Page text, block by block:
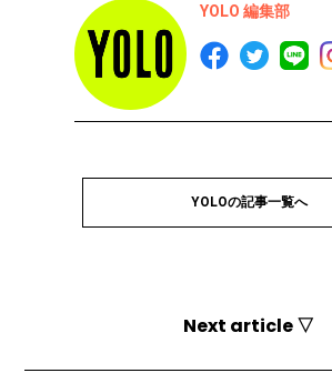
YOLO 編集部
YOLOの記事一覧へ
Next article ▽